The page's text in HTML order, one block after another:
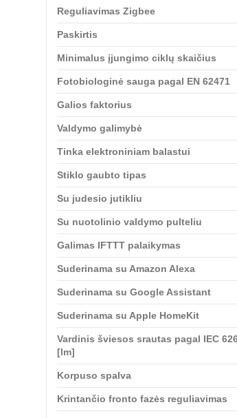
Reguliavimas Zigbee
Paskirtis
Minimalus įjungimo ciklų skaičius
Fotobiologinė sauga pagal EN 62471
Galios faktorius
Valdymo galimybė
Tinka elektroniniam balastui
Stiklo gaubto tipas
Su judesio jutikliu
Su nuotolinio valdymo pulteliu
Galimas IFTTT palaikymas
Suderinama su Amazon Alexa
Suderinama su Google Assistant
Suderinama su Apple HomeKit
Vardinis šviesos srautas pagal IEC
[lm]
Korpuso spalva
Krintančio fronto fazės reguliavimas